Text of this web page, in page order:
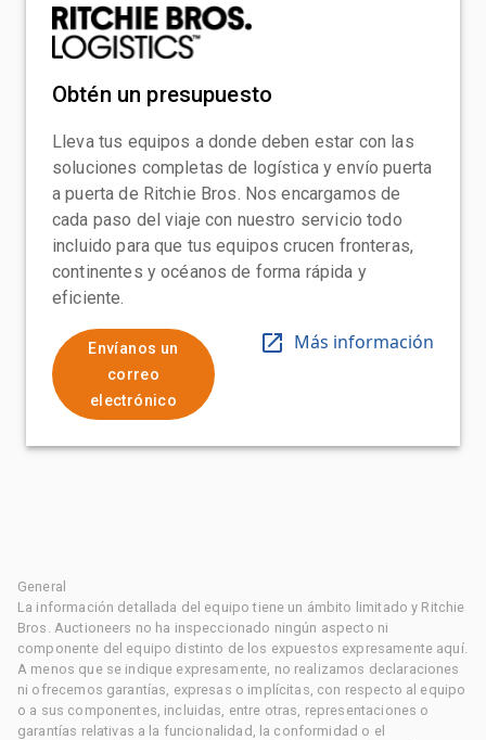
Obtén un presupuesto
Lleva tus equipos a donde deben estar con las
soluciones completas de logística y envío puerta
a puerta de Ritchie Bros. Nos encargamos de
cada paso del viaje con nuestro servicio todo
incluido para que tus equipos crucen fronteras,
continentes y océanos de forma rápida y
eficiente.
Envíanos un
correo
electrónico
Más información
General
La información detallada del equipo tiene un ámbito limitado y Ritchie
Bros. Auctioneers no ha inspeccionado ningún aspecto ni
componente del equipo distinto de los expuestos expresamente aquí.
A menos que se indique expresamente, no realizamos declaraciones
ni ofrecemos garantías, expresas o implícitas, con respecto al equipo
o a sus componentes, incluidas, entre otras, representaciones o
garantías relativas a la funcionalidad, la conformidad o el